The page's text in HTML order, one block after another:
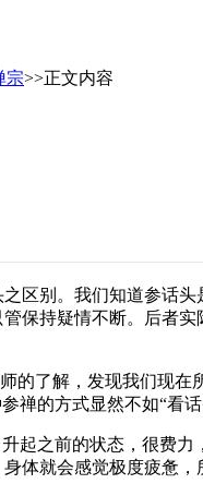
宗>>正文内容
别。我们知道参话头
保持疑情不断。后者
了解，发现我们现在
禅的方式显然不如“看
之前的状态，很费力
体就会感觉极度疲惫，